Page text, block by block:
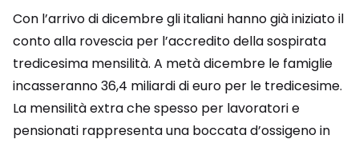
Con l’arrivo di dicembre gli italiani hanno già iniziato il
conto alla rovescia per l’accredito della sospirata
tredicesima mensilità. A metà dicembre le famiglie
incasseranno 36,4 miliardi di euro per le tredicesime.
La mensilità extra che spesso per lavoratori e
pensionati rappresenta una boccata d’ossigeno in